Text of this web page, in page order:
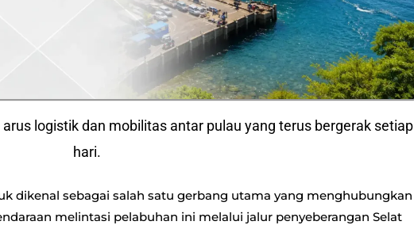
logistik dan mobilitas antar pulau yang terus bergerak setiap
hari.
dikenal sebagai salah satu gerbang utama yang menghubungkan
melintasi pelabuhan ini melalui jalur penyeberangan Selat